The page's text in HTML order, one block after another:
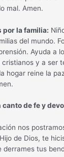
mal. Amen.
por la familia:
del mundo.
Ayuda a
cristianos y a ser
hogar reine la
canto de fe y
nos
de Dios, te
derrames tus